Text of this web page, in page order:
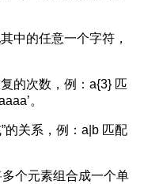
中的任意一个字符，
的次数，例：a{3} 匹
。
的关系，例：a|b 匹配
个元素组合成一个单